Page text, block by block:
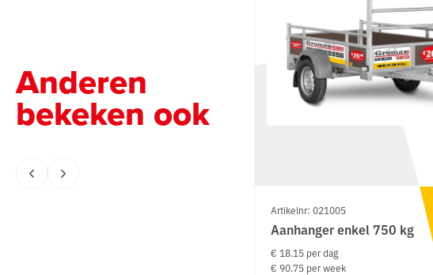
Anderen
bekeken ook
Artikelnr: 021005
Aanhanger enkel 750 kg
€ 18.15 per dag
€ 90.75 per week